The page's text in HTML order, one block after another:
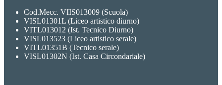
Cod.Mecc. VIIS013009 (Scuola)
VISL01301L (Liceo artistico diurno)
VITL013012 (Ist. Tecnico Diurno)
VISL013523 (Liceo artistico serale)
VITL01351B (Tecnico serale)
VISL01302N (Ist. Casa Circondariale)